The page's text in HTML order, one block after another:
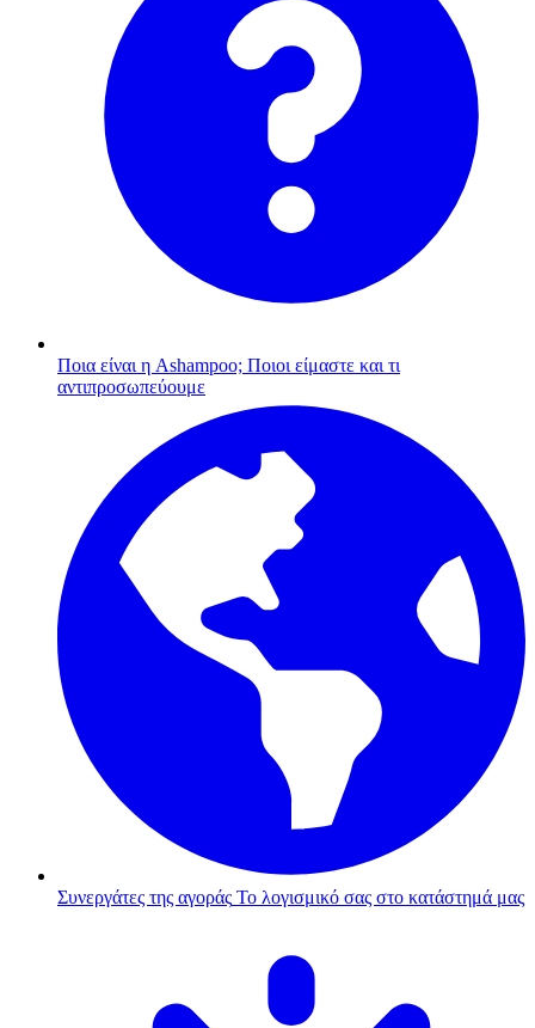
Ποια είναι η Ashampoo; Ποιοι είμαστε και τι
αντιπροσωπεύουμε
Συνεργάτες της αγοράς Το λογισμικό σας στο κατάστημά μας